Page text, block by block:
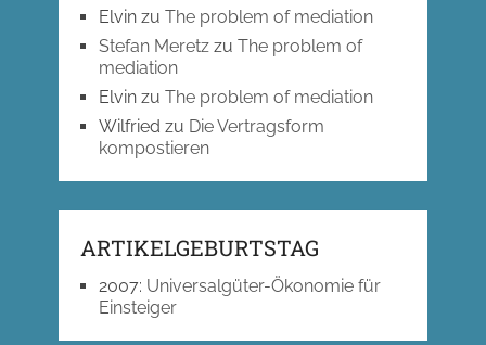
Elvinzu The problem of mediation
Stefan Meretzzu The problem of
mediation
Elvinzu The problem of mediation
Wilfried zu Die Vertragsform
kompostieren
ARTIKELGEBURTSTAG
2007: Universalgüter-Ökonomie für
Einsteiger